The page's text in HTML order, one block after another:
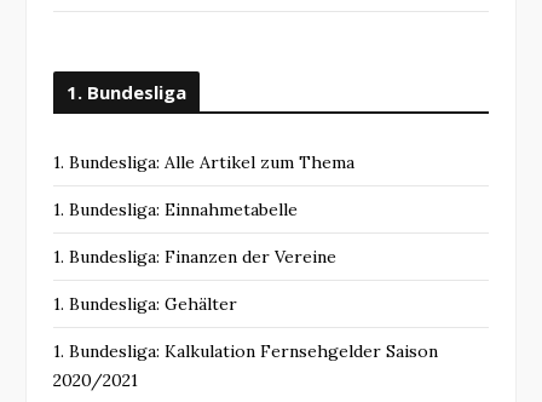
1. Bundesliga
1. Bundesliga: Alle Artikel zum Thema
1. Bundesliga: Einnahmetabelle
1. Bundesliga: Finanzen der Vereine
1. Bundesliga: Gehälter
1. Bundesliga: Kalkulation Fernsehgelder Saison
2020/2021